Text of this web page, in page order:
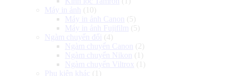
Máy in ảnh
(10)
Máy in ảnh Canon
(5)
Máy in ảnh Fujifilm (5)
Ngàm chuyển đổi (4)
Ngàm chuyển Canon
(2)
Ngàm chuyển Nikon
(1)
Ngàm chuyển Viltrox (1)
Phụ kiện khác (1)